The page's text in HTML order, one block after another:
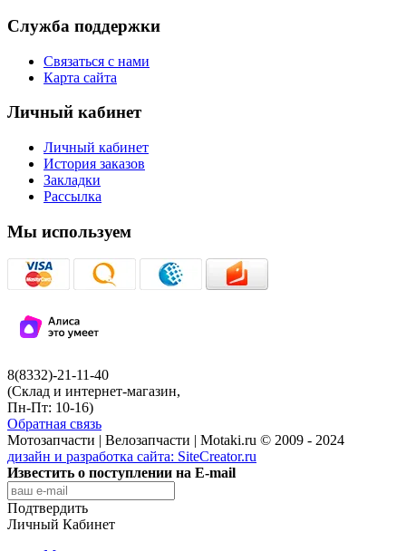
Служба поддержки
Связаться с нами
Карта сайта
Личный кабинет
Личный кабинет
История заказов
Закладки
Рассылка
Мы используем
8(8332)-21-11-40
(Склад и интернет-магазин,
Пн-Пт: 10-16)
Обратная связь
Мотозапчасти | Велозапчасти | Motaki.ru © 2009 - 2024
дизайн и разработка сайта: SiteCreator.ru
Известить о поступлении на E-mail
Подтвердить
Личный Кабинет